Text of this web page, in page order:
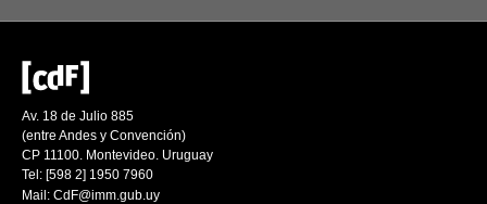
Av. 18 de Julio 885
(entre Andes y Convención)
CP 11100. Montevideo. Uruguay
Tel: [598 2] 1950 7960
Mail: CdF@imm.gub.uy